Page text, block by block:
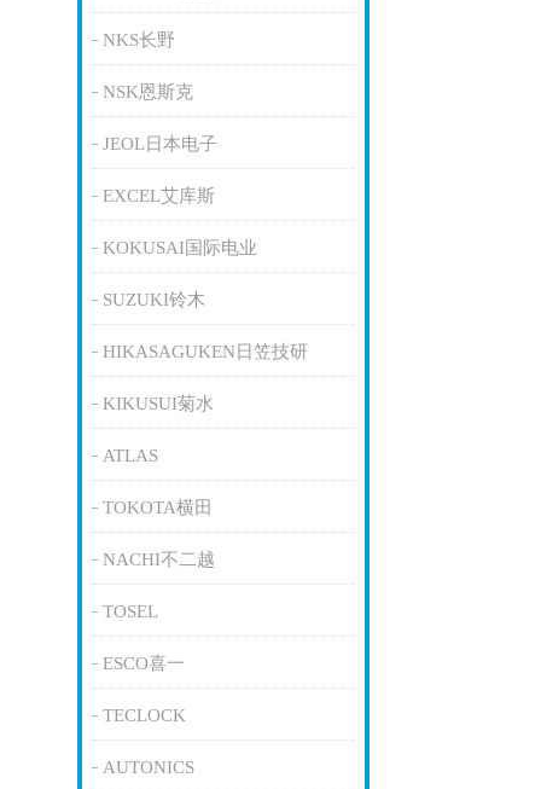
NKS长野
NSK恩斯克
JEOL日本电子
EXCEL艾库斯
KOKUSAI国际电业
SUZUKI铃木
HIKASAGUKEN日笠技研
KIKUSUI菊水
ATLAS
TOKOTA横田
NACHI不二越
TOSEL
ESCO喜一
TECLOCK
AUTONICS